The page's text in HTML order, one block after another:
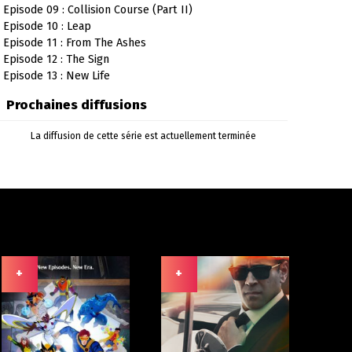
Episode 09 : Collision Course (Part II)
Episode 10 : Leap
Episode 11 : From The Ashes
Episode 12 : The Sign
Episode 13 : New Life
Prochaines diffusions
La diffusion de cette série est actuellement terminée
+ +